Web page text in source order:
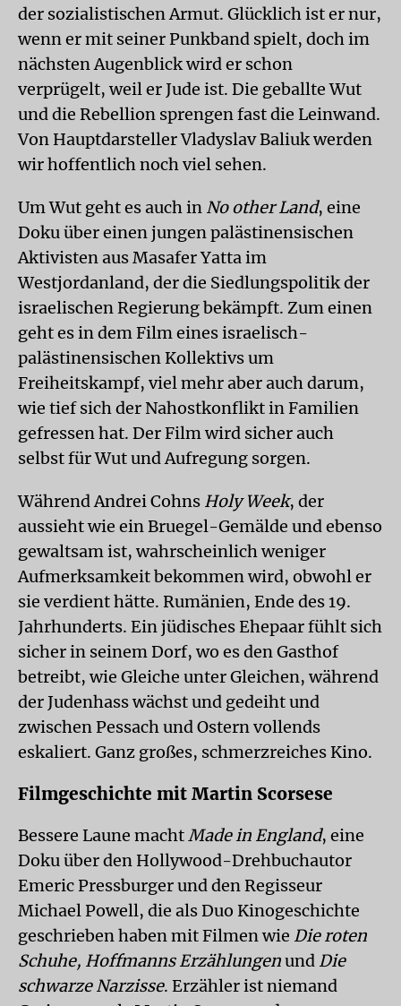
der sozialistischen Armut. Glücklich ist er nur,
wenn er mit seiner Punkband spielt, doch im
nächsten Augenblick wird er schon
verprügelt, weil er Jude ist. Die geballte Wut
und die Rebellion sprengen fast die Leinwand.
Von Hauptdarsteller Vladyslav Baliuk werden
wir hoffentlich noch viel sehen.
Um Wut geht es auch in No other Land, eine
Doku über einen jungen palästinensischen
Aktivisten aus Masafer Yatta im
Westjordanland, der die Siedlungspolitik der
israelischen Regierung bekämpft. Zum einen
geht es in dem Film eines israelisch-
palästinensischen Kollektivs um
Freiheitskampf, viel mehr aber auch darum,
wie tief sich der Nahostkonflikt in Familien
gefressen hat. Der Film wird sicher auch
selbst für Wut und Aufregung sorgen.
Während Andrei Cohns Holy Week, der
aussieht wie ein Bruegel-Gemälde und ebenso
gewaltsam ist, wahrscheinlich weniger
Aufmerksamkeit bekommen wird, obwohl er
sie verdient hätte. Rumänien, Ende des 19.
Jahrhunderts. Ein jüdisches Ehepaar fühlt sich
sicher in seinem Dorf, wo es den Gasthof
betreibt, wie Gleiche unter Gleichen, während
der Judenhass wächst und gedeiht und
zwischen Pessach und Ostern vollends
eskaliert. Ganz großes, schmerzreiches Kino.
Filmgeschichte mit Martin Scorsese
Bessere Laune machtMade in England, eine
Doku über den Hollywood-Drehbuchautor
Emeric Pressburger und den Regisseur
Michael Powell, die als Duo Kinogeschichte
geschrieben haben mit Filmen wie Die roten
Schuhe, Hoffmanns Erzählungenund Die
schwarze Narzisse. Erzähler ist niemand